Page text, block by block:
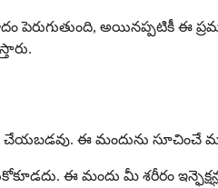
పెరుగుతుంది,
ఈ మందును సూచించే
ఈ మందు మీ శరీరం